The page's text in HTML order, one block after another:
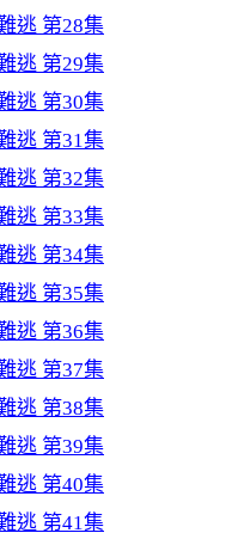
逃 第28集
逃 第29集
逃 第30集
逃 第31集
逃 第32集
逃 第33集
逃 第34集
逃 第35集
逃 第36集
逃 第37集
逃 第38集
逃 第39集
逃 第40集
逃 第41集